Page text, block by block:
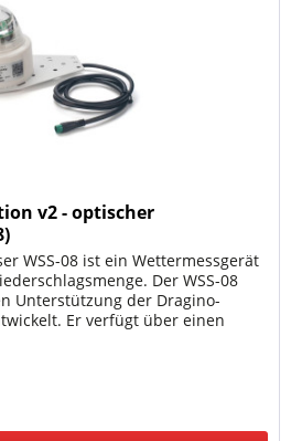
v2 - optischer
WSS-08 ist ein Wettermessgerät
Der WSS-08
Unterstützung der Dragino-
Er verfügt über einen